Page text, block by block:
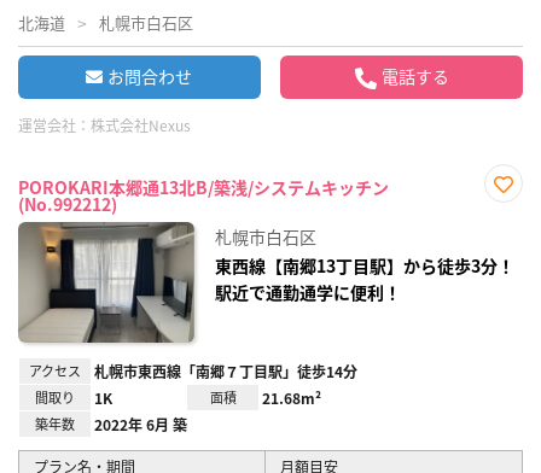
北海道 札幌市白石区
お問合わせ 電話する
運営会社： 株式会社Nexus
POROKARI本郷通13北B/築浅/システムキッチン
(No.992212)
録
札幌市白石区
東西線【南郷13丁目駅】から徒歩3分！
駅近で通勤通学に便利！
アクセス 札幌市東西線「南郷７丁目駅」徒歩14分
間取り 1K 面積 21.68m²
築年数 2022年 6月 築
プラン名・期間
月額目安